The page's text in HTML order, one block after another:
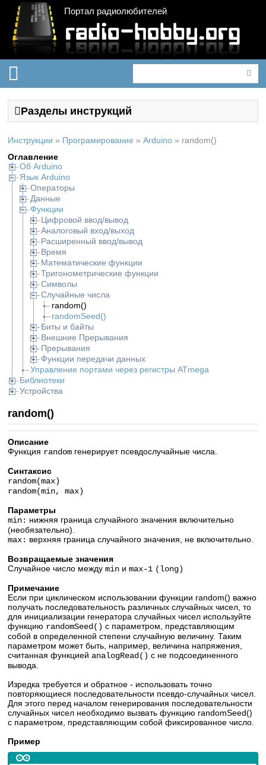
Портал радиолюбителей
Разделы инструкций
Инструкции » Програмирование » Arduino » random()
Оглавление
Об Arduino
Язык Arduino
Операторы
Данные
Функции
Цифровой ввод/вывод
Аналоговый вход/выход
Расширенный ввод/вывод
Время
Математические функции
Тригонометрические функции
Символы
Случайные числа
random()
randomSeed()
Биты и байты
Внешние Прерывания
Прерывания
Функции передачи данных
Управление портами через регистры ATmega
Библиотеки
Устройства
random()
Описание
Функция random генерирует псевдослучайные числа.
Синтаксис
random(max)
random(min, max)
Параметры
min: нижняя граница случайного значения включительно
(необязательно).
max: верхняя граница случайного значения, не включительно.
Возвращаемые значения
Случайное число междуmin иmax-1 (long)
Примечание
Если при циклическом использовании функции random() важно
получать последовательность различных случайных чисел, то
для инициализации генератора случайных чисел используйте
функцию randomSeed() с параметром, представляющим
собой в определенной степени случайную величину. Таким
параметром может быть, например, величина напряжения,
считанная функцией analogRead() с не подсоединенного
вывода.
Изредка требуется и обратное - использовать точно
повторяющиеся последовательности псевдо-случайных чисел.
Для этого перед началом генерирования последовательности
случайных чисел необходимо вызвать функцию randomSeed()
с параметром, представляющим собой фиксированное число.
Пример